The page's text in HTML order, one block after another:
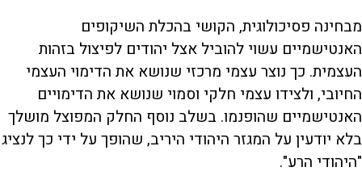
מבחינה פסיכולוגית, הקושי בהכלת השיקופים
האנטישמיים עשוי להוביל אצל יהודים לפיצול בזהות
העצמית. כך נוצר עצמי מרכזי שנושא את הדימוי העצמי
החיובי, ולצידו עצמי חלקי וסמוי שנושא את הדימויים
האנטישמיים שהופנמו. בשלב נוסף החלק המפוצל מושלך
בלא יודעין על המגזר היהודי היריב, שהופך על ידי כך לנציג
"היהודי הרע".